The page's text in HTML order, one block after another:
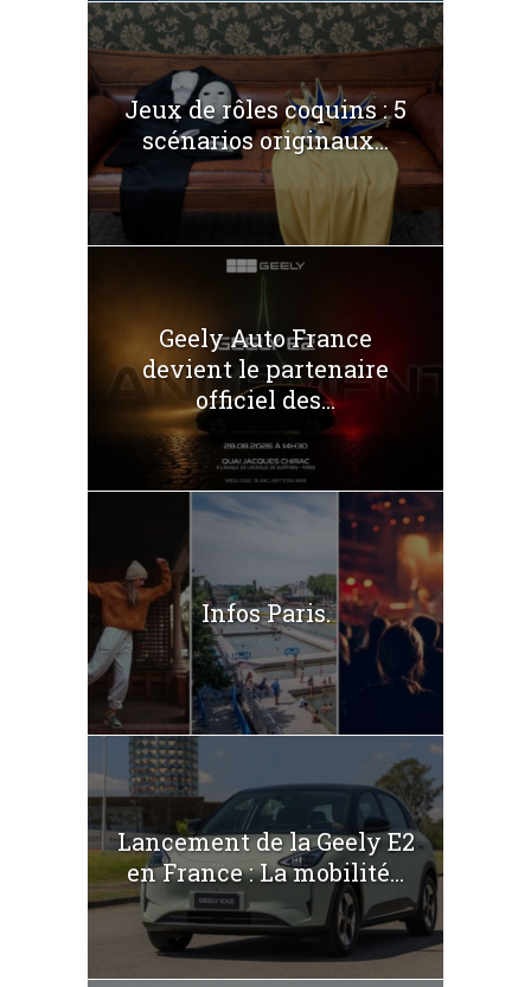
Jeux de rôles coquins : 5
scénarios originaux...
Geely Auto France
devient le partenaire
officiel des...
Infos Paris.
Lancement de la Geely E2
en France : La mobilité...